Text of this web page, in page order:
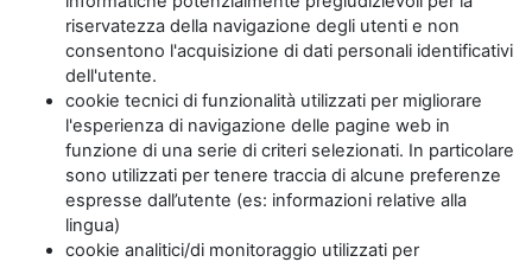
riservatezza della navigazione degli utenti e non
consentono l'acquisizione di dati personali identificativi
dell'utente.
cookie tecnici di funzionalità utilizzati per migliorare
l'esperienza di navigazione delle pagine web in
funzione di una serie di criteri selezionati. In particolare
sono utilizzati per tenere traccia di alcune preferenze
espresse dall’utente (es: informazioni relative alla
lingua)
cookie analitici/di monitoraggio utilizzati per